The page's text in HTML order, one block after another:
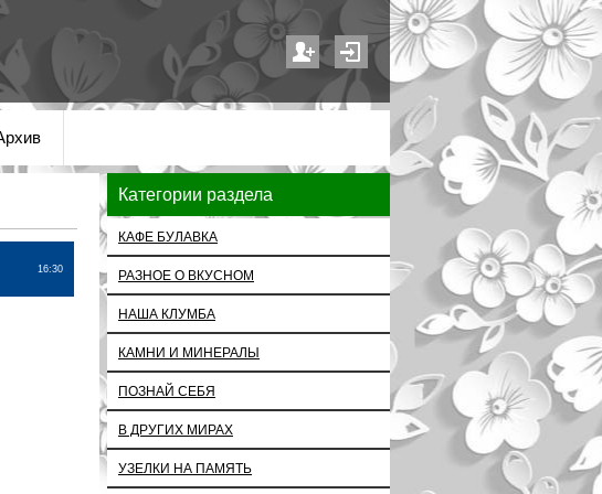
16:30
Категории раздела
КАФЕ БУЛАВКА
РАЗНОЕ О ВКУСНОМ
НАША КЛУМБА
КАМНИ И МИНЕРАЛЫ
ПОЗНАЙ СЕБЯ
В ДРУГИХ МИРАХ
УЗЕЛКИ НА ПАМЯТЬ